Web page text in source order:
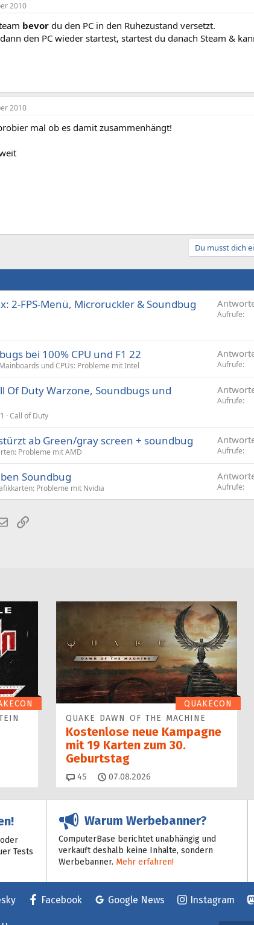
2010
bevor du den PC in den Ruhezustand versetzt.
den PC wieder startest, startest du danach Steam &
2010
mal ob es damit zusammenhängt!
Du musst dich
2-FPS-Menü, Microruckler & Soundbug
Aufrufe
bei 100% CPU und F1 22
Mainboards und CPUs: Probleme mit Intel Aufrufe
Of Duty Warzone, Soundbugs und
Call of Duty
Aufrufe
ab Green/gray screen + soundbug
Probleme mit AMD Aufrufe
Soundbug
Probleme mit Nvidia Aufrufe
E-MailLink
QUAKECON
QUAKE DAWN OF THE MACHINE
Kostenlose neue Kampagne
mit 19 Karten zum 30.
Geburtstag
45 Kommentare
07.08.2026
Tests
Warum Werbebanner?
ComputerBase berichtet unabhängig und
verkauft deshalb keine Inhalte, sondern
Werbebanner. Mehr erfahren!
Facebook Google News Instagram